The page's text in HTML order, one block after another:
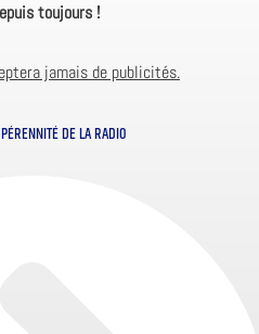
toujours !
jamais de publicités.
DE LA RADIO